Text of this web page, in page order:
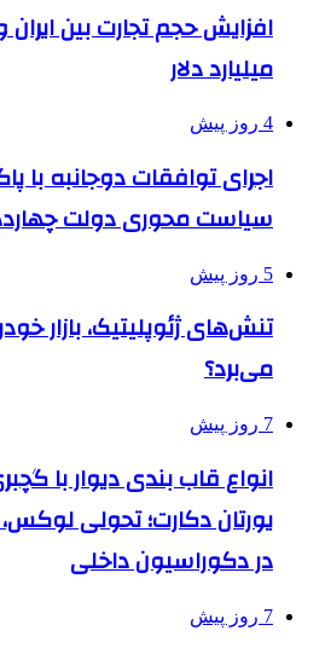
میلیارد دلار
4 روز پیش
اجرای توافقات دوجانبه با
سیاست محوری دولت
5 روز پیش
تنش‌های ژئوپلیتیک، بازار
می‌برد؟
7 روز پیش
انواع قاب بندی دیوار با
یورتان دکارت؛ تحولی
در دکوراسیون داخلی
7 روز پیش